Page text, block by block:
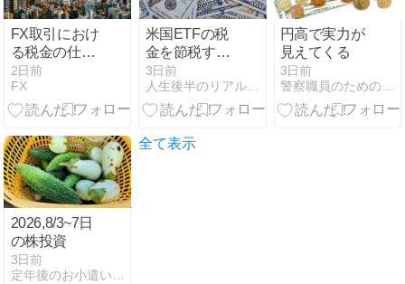
FX取引におけ
る税金の仕組
みと計算方法
2日前
FX
米国ETFの税
金を節税する
方法｜QII・
ROCとは？分
配金の税効率
3日前
人生後半のリアル戦略ブログ
円高で実力が
見えてくる
3日前
警察職員のための資産形成
2026,8/3~7日
の株投資
3日前
定年後のお小遣い稼ぎ
全て表示